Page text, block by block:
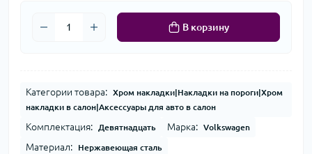
В корзину
Категории товара:
Хром накладки|Накладки на пороги|Хром
накладки в салон|Аксессуары для авто в салон
Комплектация: Девятнадцать Марка: Volkswagen
Материал: Нержавеющая сталь